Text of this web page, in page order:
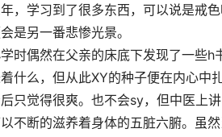
，学习到了很多东西，可以说是戒
是另一番悲惨光景。
时偶然在父亲的床底下发现了一些
什么，但从此XY的种子便在内心中
只觉得很爽。也不会sy，但中医上
不断的滋养着身体的五脏六腑。虽